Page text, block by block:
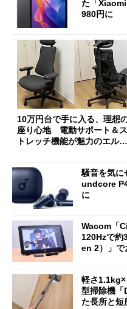
た「
980円に
10万円台で手に入る、理想
座り心地 電動サポート＆ス
トレッチ機能が魅力のエルゴ
騒音を気に
undcore
に
Wacom「
120Hzで約
en 2）」で
軽さ1.1kg×
型掃除機
た長所と短